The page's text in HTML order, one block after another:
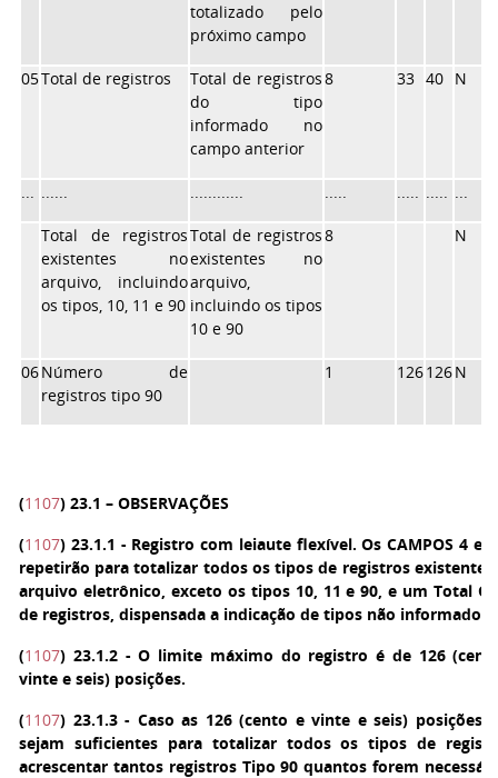
totalizado pelo
próximo campo
05Total de registros
Total de registros
do tipo
informado no
campo anterior
8 33 40 N
... ...... ............ ..... ..... ..... ...
Total de registros
existentes no
arquivo, incluindo
os tipos, 10, 11 e 90
Total de registros
existentes no
arquivo,
incluindo os tipos
10 e 90
8 N
06Número de
registros tipo 90
1 126126N
(1107) 23.1 – OBSERVAÇÕES
(1107) 23.1.1 - Registro com leiaute flexível. Os CAMPOS 4 e
repetirão para totalizar todos os tipos de registros existentes
arquivo eletrônico, exceto os tipos 10, 11 e 90, e um Total
de registros, dispensada a indicação de tipos não informados.
(1107) 23.1.2 - O limite máximo do registro é de 126
vinte e seis) posições.
(1107) 23.1.3 - Caso as 126 (cento e vinte e seis) posições
sejam suficientes para totalizar todos os tipos de
acrescentar tantos registros Tipo 90 quantos forem